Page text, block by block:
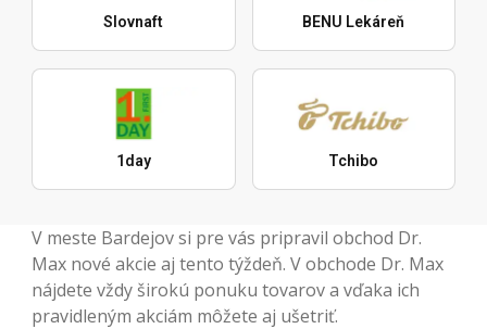
Slovnaft BENU Lekáreň
1day Tchibo
V meste Bardejov si pre vás pripravil obchod Dr.
Max nové akcie aj tento týždeň. V obchode Dr. Max
nájdete vždy širokú ponuku tovarov a vďaka ich
pravidleným akciám môžete aj ušetriť.